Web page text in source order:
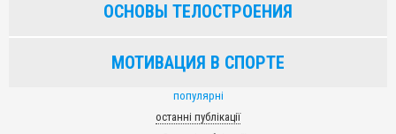
ОСНОВЫ ТЕЛОСТРОЕНИЯ
МОТИВАЦИЯ В СПОРТЕ
популярні
останні публікації